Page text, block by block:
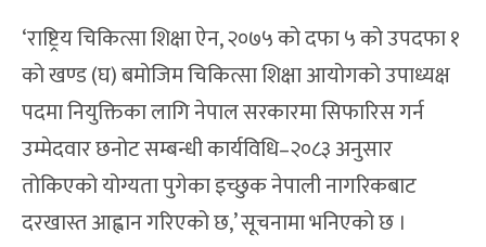
‘राष्ट्रिय चिकित्सा शिक्षा ऐन, २०७५ को दफा ५ को उपदफा १
को खण्ड (घ) बमोजिम चिकित्सा शिक्षा आयोगको उपाध्यक्ष
पदमा नियुक्तिका लागि नेपाल सरकारमा सिफारिस गर्न
उम्मेदवार छनोट सम्बन्धी कार्यविधि–२०८३ अनुसार
तोकिएको योग्यता पुगेका इच्छुक नेपाली नागरिकबाट
दरखास्त आह्वान गरिएको छ,’ सूचनामा भनिएको छ ।